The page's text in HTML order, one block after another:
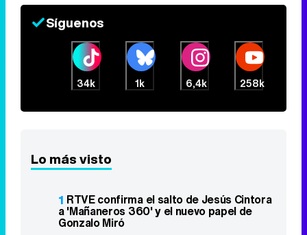
Síguenos
34k 1k 6,4k 258k
Lo más visto
1 RTVE confirma el salto de Jesús Cintora
a 'Mañaneros 360' y el nuevo papel de
Gonzalo Miró